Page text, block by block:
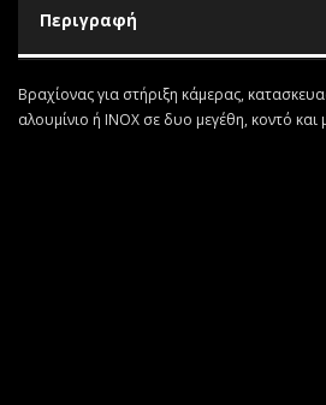
Περιγραφή
Βραχίονας για στήριξη κάμερας,
αλουμίνιο ή INOX σε δυο μεγέθη, κοντό και